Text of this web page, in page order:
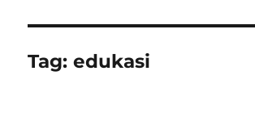
Tag:edukasi